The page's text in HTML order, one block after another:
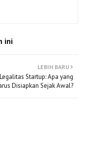
ini
LEBIH BARU
Legalitas Startup: Apa yang
Disiapkan Sejak Awal?